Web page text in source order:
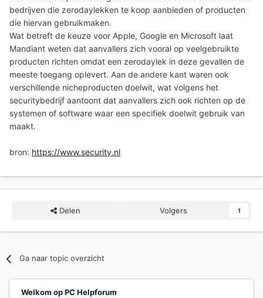
bedrijven die zerodaylekken te koop aanbieden of producten
die hiervan gebruikmaken.
Wat betreft de keuze voor Apple, Google en Microsoft laat
Mandiant weten dat aanvallers zich vooral op veelgebruikte
producten richten omdat een zerodaylek in deze gevallen de
meeste toegang oplevert. Aan de andere kant waren ook
verschillende nicheproducten doelwit, wat volgens het
securitybedrijf aantoont dat aanvallers zich ook richten op de
systemen of software waar een specifiek doelwit gebruik van
maakt.
bron: https://www.security.nl
Delen Volgers 1
Ga naar topic overzicht
Welkom op PC Helpforum